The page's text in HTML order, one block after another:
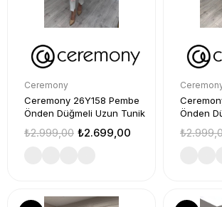
Ceremony
Ceremony 26Y158 Pembe
Önden Düğmeli Uzun Tunik
₺2.699,00
₺2.999,00
Önden